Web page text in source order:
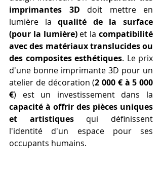
imprimantes 3D doit mettre en
lumière la qualité de la surface
(pour la lumière) et la compatibilité
avec des matériaux translucides ou
des composites esthétiques. Le prix
d'une bonne imprimante 3D pour un
atelier de décoration (2 000 € à 5 000
€
capacité à offrir des pièces uniques
et artistiques qui définissent
l'identité d'un espace pour ses
occupants humains.